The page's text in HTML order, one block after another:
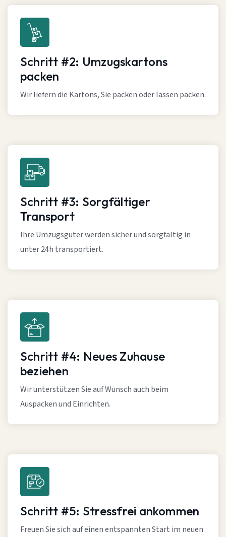
Schritt #2: Umzugskartons
packen
Wir liefern die Kartons, Sie packen oder lassen packen.
Schritt #3: Sorgfältiger
Transport
Ihre Umzugsgüter werden sicher und sorgfältig in
unter 24h transportiert.
Schritt #4: Neues Zuhause
beziehen
Wir unterstützen Sie auf Wunsch auch beim
Auspacken und Einrichten.
Schritt #5: Stressfrei ankommen
Freuen Sie sich auf einen entspannten Start im neuen